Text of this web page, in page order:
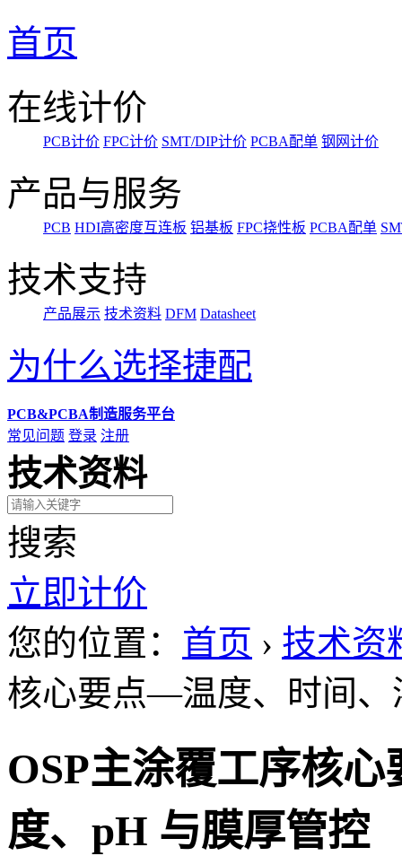
首页
在线计价
PCB计价 FPC计价 SMT/DIP计价 PCBA配单 钢网计价
产品与服务
PCB HDI高密度互连板 铝基板 FPC挠性板 PCBA配单
技术支持
产品展示 技术资料 DFM Datasheet
为什么选择捷配
PCB&PCBA制造服务平台
常见问题 登录 注册
技术资料
搜索
立即计价
您的位置： 首页 › 技术资
核心要点—温度、时间、
OSP主涂覆工序核
度、pH 与膜厚管控